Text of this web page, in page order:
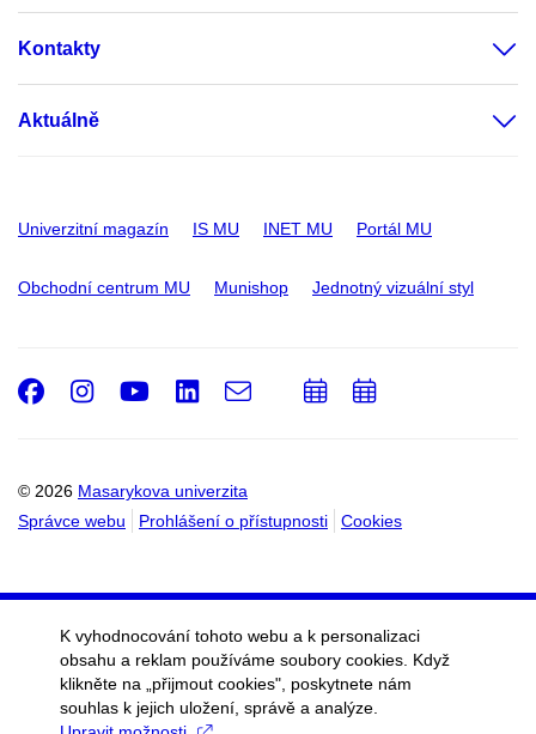
Kontakty
Aktuálně
Univerzitní magazín IS MU INET MU Portál MU
Obchodní centrum MU Munishop Jednotný vizuální styl
© 2026 Masarykova univerzita
Správce webu
Prohlášení o přístupnosti Cookies
Facebook
Instagram
Youtube
LinkedIn
e-
PřidatPřidat
K vyhodnocování tohoto webu a k personalizaci
obsahu a reklam používáme soubory cookies. Když
klikněte na „přijmout cookies", poskytnete nám
souhlas k jejich uložení, správě a analýze.